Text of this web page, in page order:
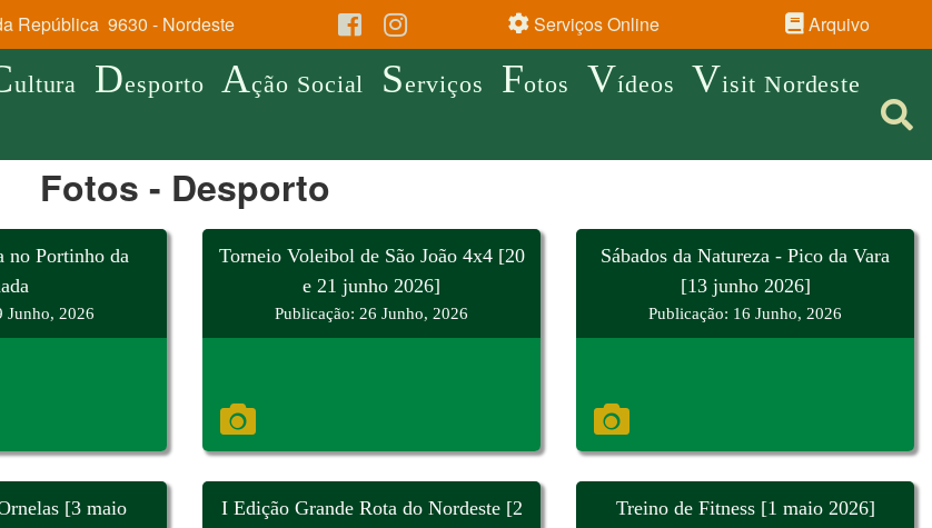
República 9630 - Nordeste Serviços Online Arquivo
ultura Desporto Ação Social Serviços Fotos Vídeos Visit Nordeste
Fotos - Desporto
no Portinho da
Junho, 2026
Torneio Voleibol de São João 4x4 [20
e 21 junho 2026]
Publicação: 26 Junho, 2026
Sábados da Natureza - Pico da Vara
[13 junho 2026]
Publicação: 16 Junho, 2026
[3 maio
I Edição Grande Rota do Nordeste [2
Treino de Fitness [1 maio 2026]